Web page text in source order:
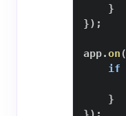
}
}) ;
app.on(
if
}